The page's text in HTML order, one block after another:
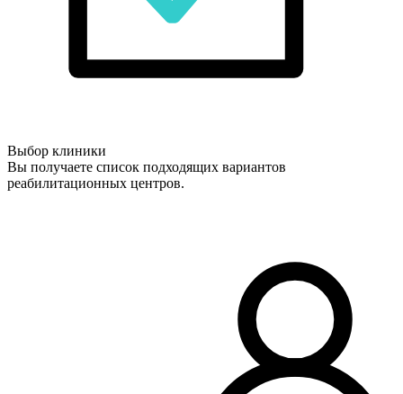
Выбор клиники
Вы получаете список подходящих вариантов
реабилитационных центров.